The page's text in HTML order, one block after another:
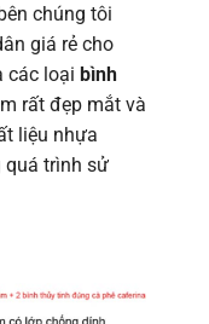
chúng tôi
giá rẻ cho
các loại bình
rất đẹp mắt và
liệu nhựa
quá trình sử